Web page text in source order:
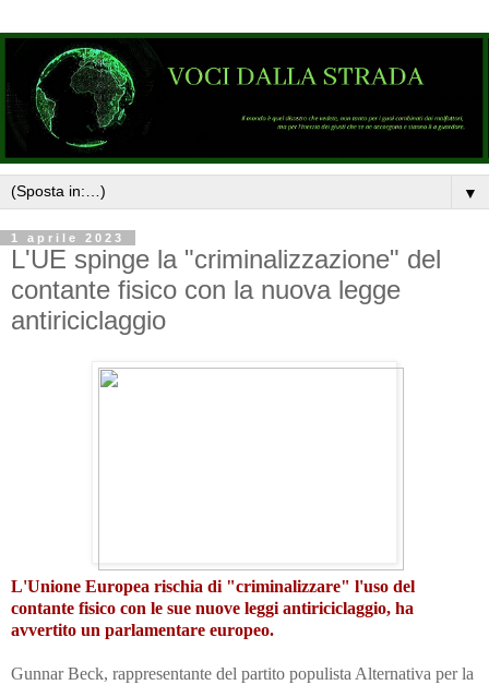
▼
1 aprile 2023
L'UE spinge la "criminalizzazione" del
contante fisico con la nuova legge
antiriciclaggio
L'Unione Europea rischia di "criminalizzare" l'uso del
contante fisico con le sue nuove leggi antiriciclaggio, ha
avvertito un parlamentare europeo.
Gunnar Beck, rappresentante del partito populista Alternativa per la